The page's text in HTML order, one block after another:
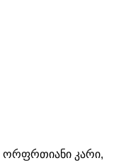
ორფრთიანი კარი,